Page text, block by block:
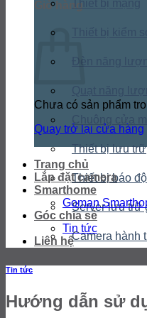
Giỏ hàng
Chưa có sản phẩm
Quay trở lại cửa hàng
Thiết bị mạng
Đèn năng
Thiết bị lưu trữ
Thiết bị báo
Server lưu trữ
Camera hành
Trang chủ
Lắp đặt camera
Smarthome
Goman
Góc chia sẻ
Tin tức
Liên hệ
Tin tức
Hướng dẫn sử